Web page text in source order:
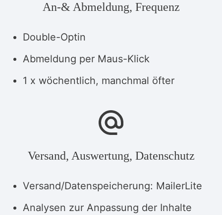
An-& Abmeldung, Frequenz
Double-Optin
Abmeldung per Maus-Klick
1 x wöchentlich, manchmal öfter
Versand, Auswertung, Datenschutz
Versand/Datenspeicherung: MailerLite
Analysen zur Anpassung der Inhalte